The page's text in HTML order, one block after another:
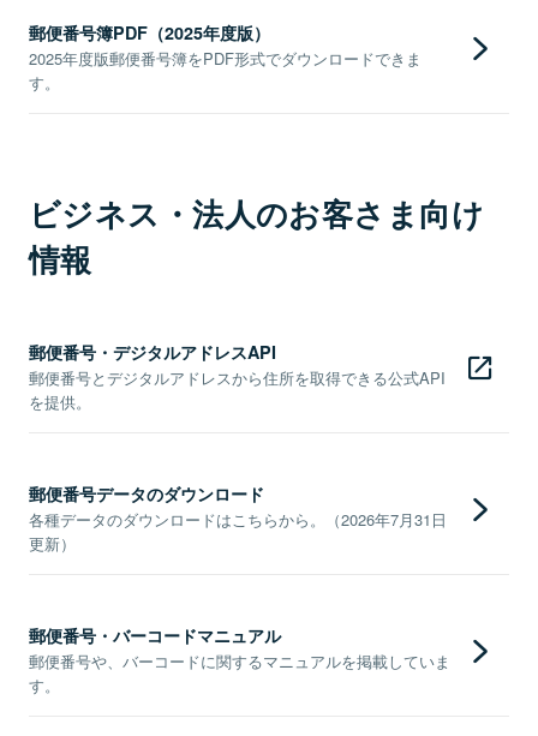
郵便番号簿PDF（2025年度版）
2025年度版郵便番号簿をPDF形式でダウンロードできま
す。
ビジネス・法人のお客さま向け
情報
郵便番号・デジタルアドレスAPI
郵便番号とデジタルアドレスから住所を取得できる公式API
を提供。
郵便番号データのダウンロード
各種データのダウンロードはこちらから。（2026年7月31日
更新）
郵便番号・バーコードマニュアル
郵便番号や、バーコードに関するマニュアルを掲載していま
す。